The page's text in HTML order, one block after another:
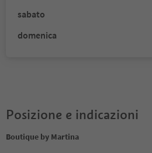
sabato
domenica
Posizione e indicazioni
Boutique by Martina